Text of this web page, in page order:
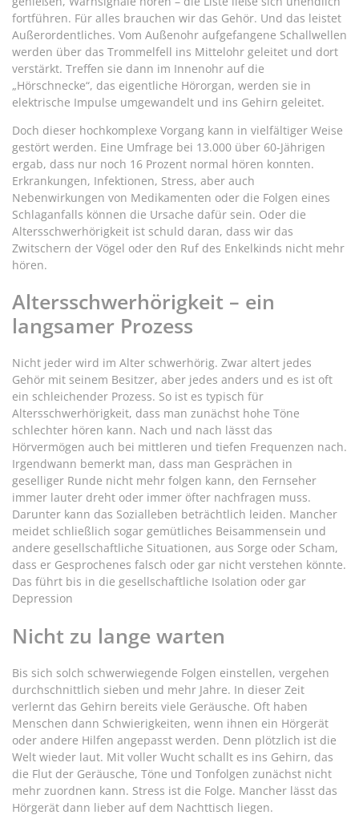
fortführen. Für alles brauchen wir das Gehör. Und das leistet
Außerordentliches. Vom Außenohr aufgefangene Schallwellen
werden über das Trommelfell ins Mittelohr geleitet und dort
verstärkt. Treffen sie dann im Innenohr auf die
„Hörschnecke“, das eigentliche Hörorgan, werden sie in
elektrische Impulse umgewandelt und ins Gehirn geleitet.
Doch dieser hochkomplexe Vorgang kann in vielfältiger Weise
gestört werden. Eine Umfrage bei 13.000 über 60-Jährigen
ergab, dass nur noch 16 Prozent normal hören konnten.
Erkrankungen, Infektionen, Stress, aber auch
Nebenwirkungen von Medikamenten oder die Folgen eines
Schlaganfalls können die Ursache dafür sein. Oder die
Altersschwerhörigkeit ist schuld daran, dass wir das
Zwitschern der Vögel oder den Ruf des Enkelkinds nicht mehr
hören.
Altersschwerhörigkeit – ein
langsamer Prozess
Nicht jeder wird im Alter schwerhörig. Zwar altert jedes
Gehör mit seinem Besitzer, aber jedes anders und es ist oft
ein schleichender Prozess. So ist es typisch für
Altersschwerhörigkeit, dass man zunächst hohe Töne
schlechter hören kann. Nach und nach lässt das
Hörvermögen auch bei mittleren und tiefen Frequenzen nach.
Irgendwann bemerkt man, dass man Gesprächen in
geselliger Runde nicht mehr folgen kann, den Fernseher
immer lauter dreht oder immer öfter nachfragen muss.
Darunter kann das Sozialleben beträchtlich leiden. Mancher
meidet schließlich sogar gemütliches Beisammensein und
andere gesellschaftliche Situationen, aus Sorge oder Scham,
dass er Gesprochenes falsch oder gar nicht verstehen könnte.
Das führt bis in die gesellschaftliche Isolation oder gar
Depression
Nicht zu lange warten
Bis sich solch schwerwiegende Folgen einstellen, vergehen
durchschnittlich sieben und mehr Jahre. In dieser Zeit
verlernt das Gehirn bereits viele Geräusche. Oft haben
Menschen dann Schwierigkeiten, wenn ihnen ein Hörgerät
oder andere Hilfen angepasst werden. Denn plötzlich ist die
Welt wieder laut. Mit voller Wucht schallt es ins Gehirn, das
die Flut der Geräusche, Töne und Tonfolgen zunächst nicht
mehr zuordnen kann. Stress ist die Folge. Mancher lässt das
Hörgerät dann lieber auf dem Nachttisch liegen.